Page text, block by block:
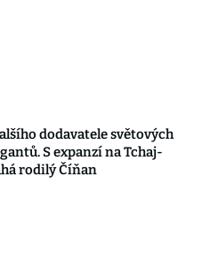
dodavatele světových
S expanzí na Tchaj-
rodilý Číňan